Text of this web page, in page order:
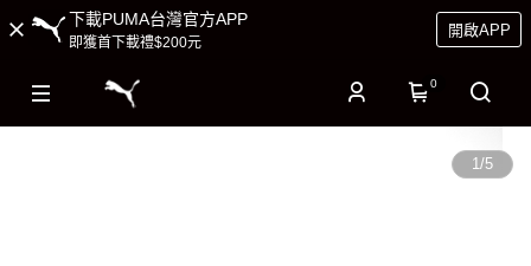
下載PUMA台灣官方APP
即獲首下載禮$200元
開啟APP
0
1/5